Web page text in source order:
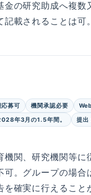
金の研究助成へ複
載されることは可。
募可 機関承認必要
年3月の1.5年間。
提出
機関、研究機関等
可。グループの場
確実に行えること